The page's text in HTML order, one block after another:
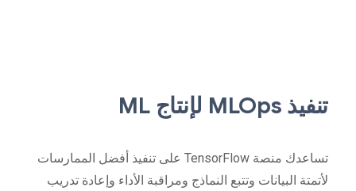
تنفيذ MLOps لإنتاج ML
تساعدك منصة TensorFlow على تنفيذ أفضل الممارسات
لأتمتة البيانات وتتبع النماذج ومراقبة الأداء وإعادة تدريب